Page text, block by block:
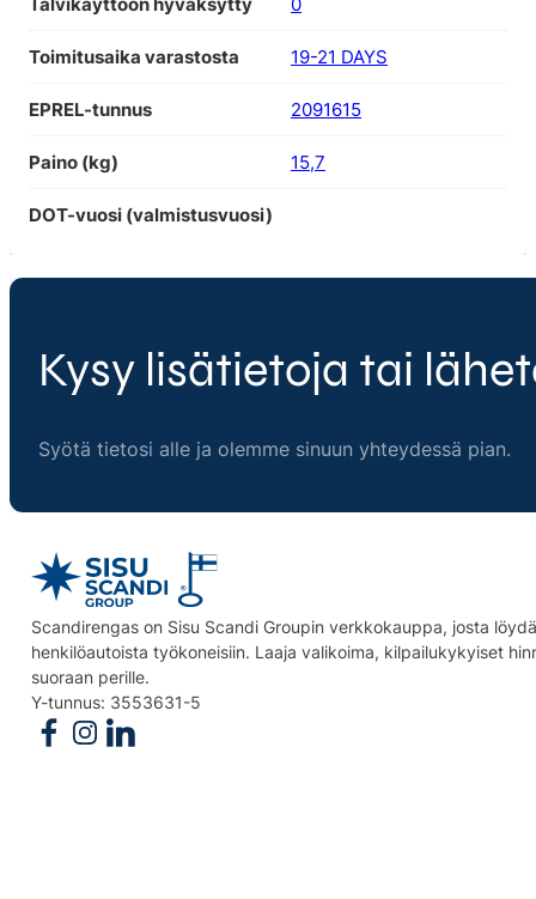
Talvikäyttöön hyväksytty 0
Toimitusaika varastosta 19-21 DAYS
EPREL-tunnus 2091615
Paino (kg) 15,7
DOT-vuosi (valmistusvuosi)
Kysy lisätietoja tai
Syötä tietosi alle ja olemme sinuun yhteydessä pian.
Scandirengas on Sisu Scandi Groupin verkkokauppa, josta
henkilöautoista työkoneisiin. Laaja valikoima, kilpailukykyiset
suoraan perille.
Y-tunnus: 3553631-5
Follow us on Facebook
Follow us on Instagram
Follow us on Linkedin